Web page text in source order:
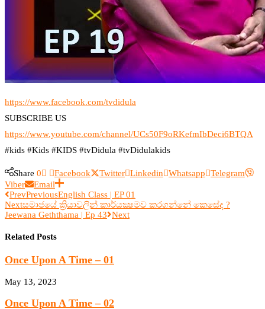
https://www.facebook.com/tvdidula
SUBSCRIBE US
https://www.youtube.com/channel/UCs50F9oRKefmIbDeci6BTQA
#kids #Kids #KIDS #tvDidula #tvDidulakids
Share 0 Facebook Twitter Linkedin Whatsapp
Telegram
Viber
Email
PrevPreviousEnglish Class | EP 01
Nextසමාජයේ ක්‍රියාවලින් කාර්යක්‍ෂමව කරගන්නේ කෙසේද ?
Jeewana Geththama | Ep 43 Next
Related Posts
Once Upon A Time – 01
May 13, 2023
Once Upon A Time – 02